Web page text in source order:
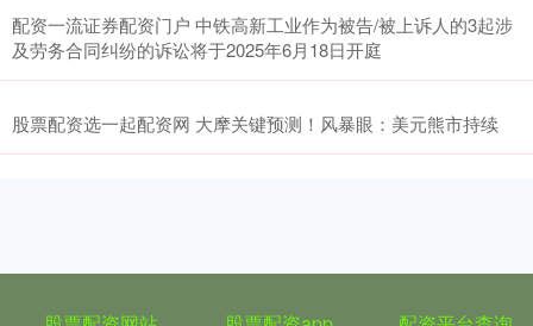
配资一流证券配资门户 中铁高新工业作为被告/被上诉人的3起涉
及劳务合同纠纷的诉讼将于2025年6月18日开庭
股票配资选一起配资网 大摩关键预测！风暴眼：美元熊市持续